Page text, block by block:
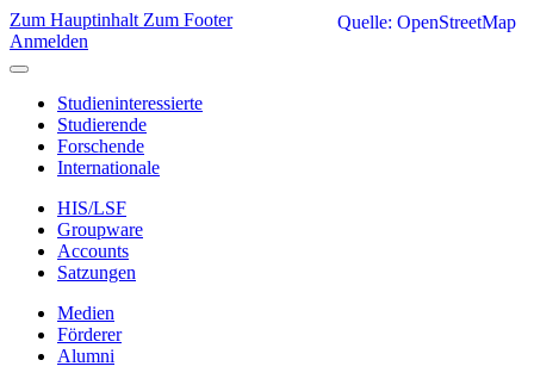
Zum Hauptinhalt Zum Footer
Anmelden
Studieninteressierte
Studierende
Forschende
Internationale
HIS/LSF
Groupware
Accounts
Satzungen
Medien
Förderer
Alumni
Quelle: OpenStreetMap